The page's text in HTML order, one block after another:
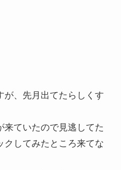
が、先月出てたらしくす
来ていたので見逃してた
クしてみたところ来てな